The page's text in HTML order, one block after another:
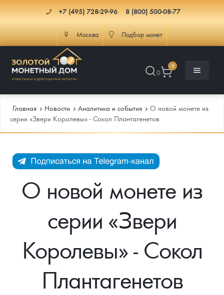
+7 (495) 728-29-96 8 (800) 500-08-77
Москва Подбор монет
0
0
Каталог Монет
Инвестиционные монеты
Памятные монеты России и СССР
Монеты Царской России
Монеты стран мира после 1950г
Георгий Победоносец
Золотой червонец Сеятель
Инфо
Как сделать заказ
Гарантии
Выкуп монет
Доставка
Информация
Распродажа монет и жетонов
Аналитика и события
Итоги 2025 года. Прогноз курсов золота, серебра, платины на
Котировки
Курс золота и серебра
Главная Новости Аналитика и события
О новой монете из
серии «Звери Королевы» - Сокол Плантагенетов
О новой монете из
серии «Звери
Королевы» - Сокол
Плантагенетов